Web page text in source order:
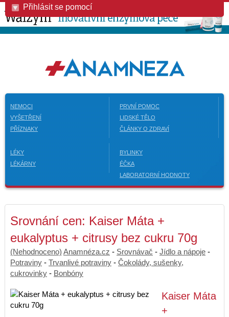
Přihlásit se pomocí
NEMOCI
VYŠETŘENÍ
PŘÍZNAKY
PRVNÍ POMOC
LIDSKÉ TĚLO
ČLÁNKY O ZDRAVÍ
LÉKY
LÉKÁRNY
BYLINKY
ÉČKA
LABORATORNÍ HODNOTY
Srovnání cen: Kaiser Máta +
eukalyptus + citrusy bez cukru 70g
(Nehodnoceno) Anamnéza.cz - Srovnávač - Jídlo a nápoje -
Potraviny - Trvanlivé potraviny - Čokolády, sušenky,
cukrovinky - Bonbóny
Kaiser Máta
+